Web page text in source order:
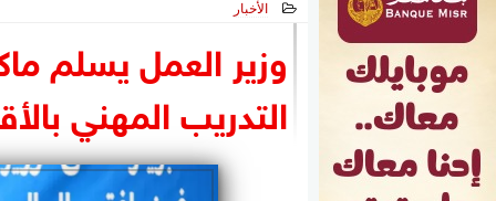
الرئاسة
دين وفتاوى
الأخبار
وزير العمل يسلم
التدريب المهني